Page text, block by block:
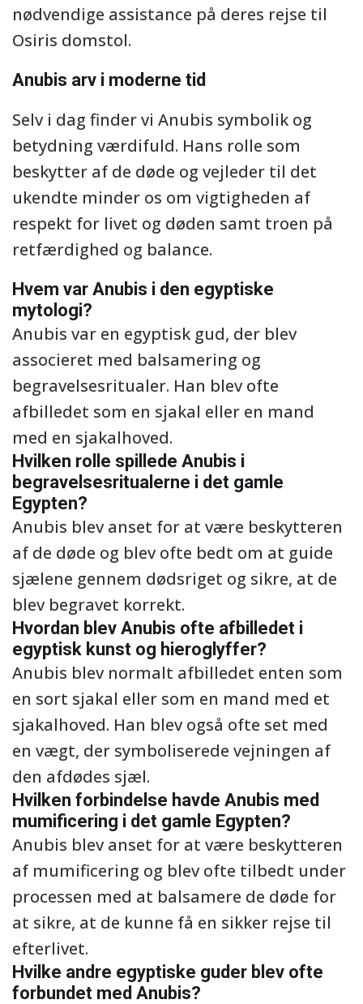
nødvendige assistance på deres rejse til
Osiris domstol.
Anubis arv i moderne tid
Selv i dag finder vi Anubis symbolik og
betydning værdifuld. Hans rolle som
beskytter af de døde og vejleder til det
ukendte minder os om vigtigheden af
respekt for livet og døden samt troen på
retfærdighed og balance.
Hvem var Anubis i den egyptiske
mytologi?
Anubis var en egyptisk gud, der blev
associeret med balsamering og
begravelsesritualer. Han blev ofte
afbilledet som en sjakal eller en mand
med en sjakalhoved.
Hvilken rolle spillede Anubis i
begravelsesritualerne i det gamle
Egypten?
Anubis blev anset for at være beskytteren
af de døde og blev ofte bedt om at guide
sjælene gennem dødsriget og sikre, at de
blev begravet korrekt.
Hvordan blev Anubis ofte afbilledet i
egyptisk kunst og hieroglyffer?
Anubis blev normalt afbilledet enten som
en sort sjakal eller som en mand med et
sjakalhoved. Han blev også ofte set med
en vægt, der symboliserede vejningen af
den afdødes sjæl.
Hvilken forbindelse havde Anubis med
mumificering i det gamle Egypten?
Anubis blev anset for at være beskytteren
af mumificering og blev ofte tilbedt under
processen med at balsamere de døde for
at sikre, at de kunne få en sikker rejse til
efterlivet.
Hvilke andre egyptiske guder blev ofte
forbundet med Anubis?